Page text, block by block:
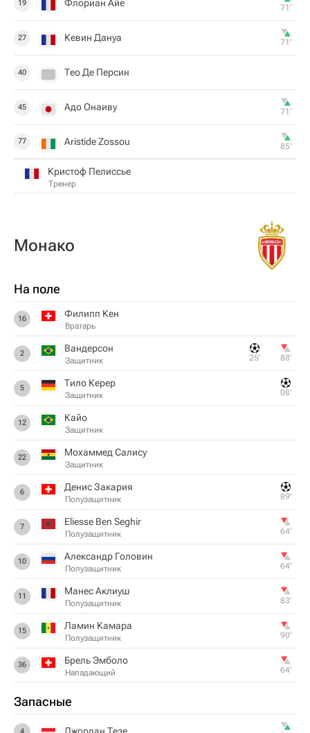
19 Флориан Айе 71‎’‎
27 Кевин Дануа 71‎’‎
40 Тео Де Персин
45 Адо Онаиву 71‎’‎
77 Aristide Zossou 85‎’‎
Кристоф Пелиссье
Тренер
Монако
На поле
16 Филипп Кен
Вратарь
2 Вандерсон
Защитник 25‎’‎ 88‎’‎
5 Тило Керер
Защитник 08‎’‎
12 Кайо
Защитник
22 Мохаммед Салису
Защитник
6 Денис Закария
Полузащитник 89‎’‎
7 Eliesse Ben Seghir
Полузащитник 64‎’‎
10 Александр Головин
Полузащитник 64‎’‎
11 Манес Аклиуш
Полузащитник 83‎’‎
15 Ламин Камара
Полузащитник 90‎’‎
36 Брель Эмболо
Нападающий 64‎’‎
Запасные
4